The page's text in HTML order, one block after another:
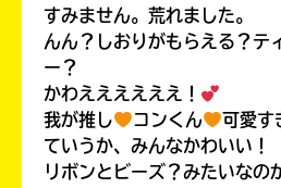
すみません。荒れました。
んん？しおりがもらえる？テ
ー？
かわええええええ！
我が推し
コンくん
可愛す
ていうか、みんなかわいい！
リボンとビーズ？みたいなの